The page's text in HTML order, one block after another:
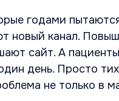
годами
новый канал.
сайт. А
день. Просто
не только в